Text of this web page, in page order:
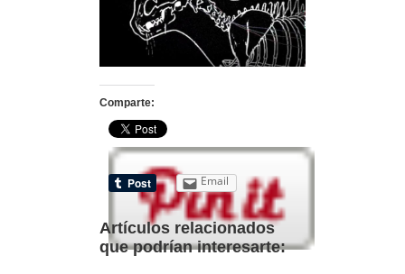
Comparte:
Email
Artículos relacionados
que podrían interesarte: